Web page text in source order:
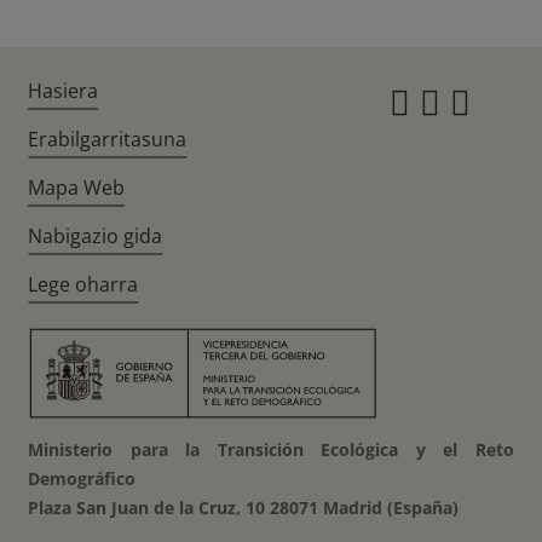
Hasiera
Erabilgarritasuna
Mapa Web
Nabigazio gida
Lege oharra
Ministerio para la Transición Ecológica y el Reto
Demográfico
Plaza San Juan de la Cruz, 10 28071 Madrid (España)